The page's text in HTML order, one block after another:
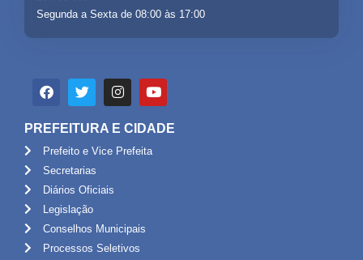
Segunda a Sexta de 08:00 às 17:00
PREFEITURA E CIDADE
Prefeito e Vice Prefeita
Secretarias
Diários Oficiais
Legislação
Conselhos Municipais
Processos Seletivos